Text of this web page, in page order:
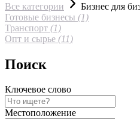
Все категории
Бизнес для
Готовые бизнесы (1)
Транспорт (1)
Опт и сырье (11)
Поиск
Ключевое слово
Местоположение